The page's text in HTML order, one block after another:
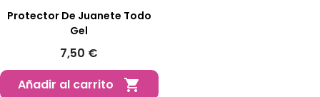
Protector De Juanete Todo
Gel
7,50 €
Añadir al carrito
